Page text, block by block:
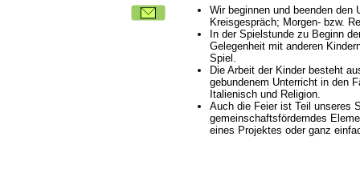
Wir beginnen und beenden den
Kreisgespräch; Morgen- bzw.
In der Spielstunde zu Beginn
Gelegenheit mit anderen
Spiel.
Die Arbeit der Kinder besteht
gebundenem Unterricht in den
Italienisch und Religion.
Auch die Feier ist Teil unseres
gemeinschaftsförderndes
eines Projektes oder ganz